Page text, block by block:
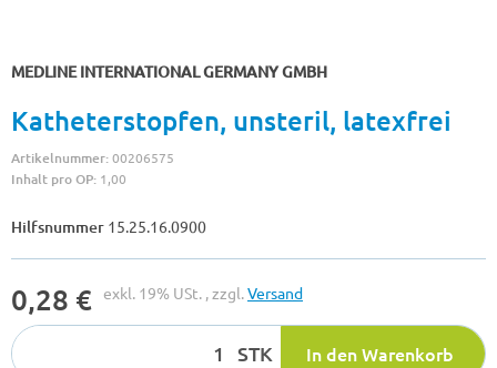
MEDLINE INTERNATIONAL GERMANY GMBH
Katheterstopfen, unsteril, latexfrei
Artikelnummer:00206575
Inhalt pro OP: 1,00
Hilfsnummer 15.25.16.0900
0,28 € exkl. 19% USt. , zzgl.Versand
STK In den Warenkorb